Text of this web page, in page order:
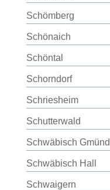
Schömberg
Schönaich
Schöntal
Schorndorf
Schriesheim
Schutterwald
Schwäbisch Gmünd
Schwäbisch Hall
Schwaigern